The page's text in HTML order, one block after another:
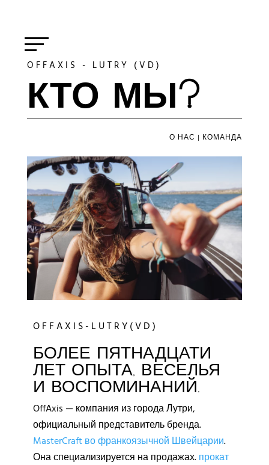
OFFAXIS - LUTRY (VD)
КТО МЫ?
О НАС | КОМАНДА
O F F A X I S - L U T R Y ( V D )
БОЛЕЕ ПЯТНАДЦАТИ
ЛЕТ ОПЫТА, ВЕСЕЛЬЯ
И ВОСПОМИНАНИЙ.
OffAxis — компания из города Лутри,
официальный представитель бренда.
MasterCraft во франкоязычной Швейцарии.
Она специализируется на продажах. прокат